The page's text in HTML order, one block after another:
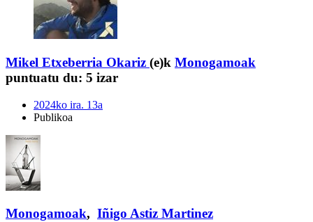
Mikel Etxeberria Okariz (e)k Monogamoak
puntuatu du: 5 izar
2024ko ira. 13a
Publikoa
Monogamoak, Iñigo Astiz Martinez